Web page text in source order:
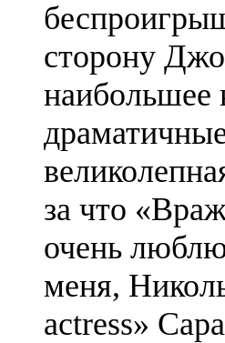
сторону
наибольшее
за что
очень
меня,
actress»